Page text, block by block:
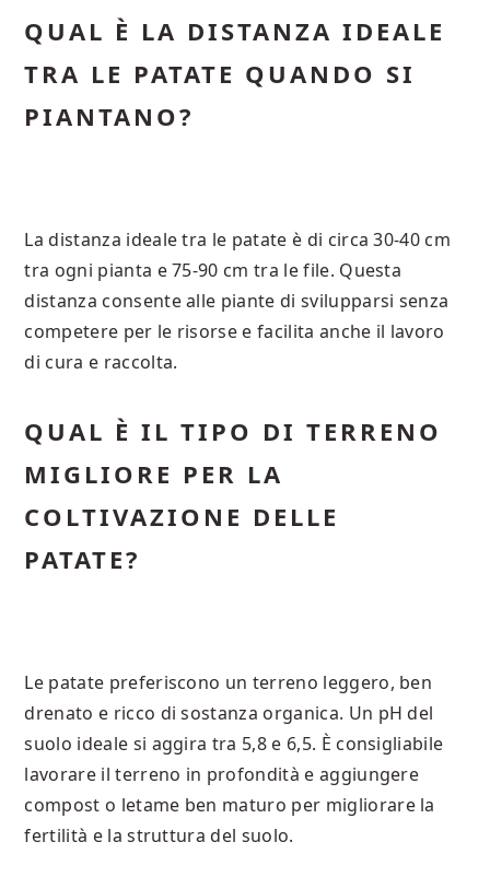
QUAL È LA DISTANZA IDEALE
TRA LE PATATE QUANDO SI
PIANTANO?
La distanza ideale tra le patate è di circa 30-40 cm
tra ogni pianta e 75-90 cm tra le file. Questa
distanza consente alle piante di svilupparsi senza
competere per le risorse e facilita anche il lavoro
di cura e raccolta.
QUAL È IL TIPO DI TERRENO
MIGLIORE PER LA
COLTIVAZIONE DELLE
PATATE?
Le patate preferiscono un terreno leggero, ben
drenato e ricco di sostanza organica. Un pH del
suolo ideale si aggira tra 5,8 e 6,5. È consigliabile
lavorare il terreno in profondità e aggiungere
compost o letame ben maturo per migliorare la
fertilità e la struttura del suolo.